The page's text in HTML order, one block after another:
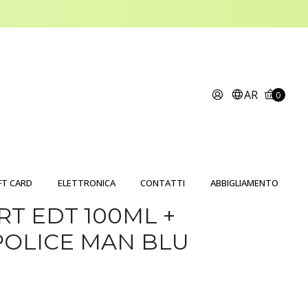
AR 0
CARD ELETTRONICA CONTATTI ABBIGLIAMENTO
EDT 100ML +
MAN BLU